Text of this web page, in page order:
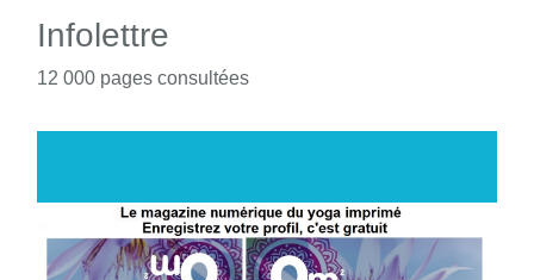
Infolettre
12 000 pages consultées